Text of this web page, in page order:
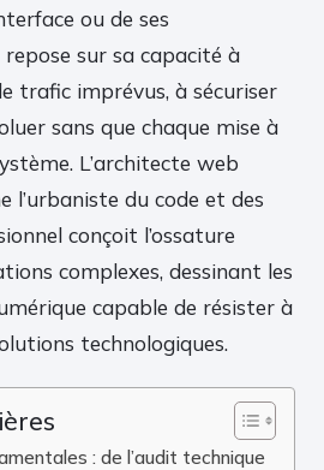
ou de ses
sur sa capacité à
trafic imprévus, à sécuriser
sans que chaque mise à
L’architecte web
l’urbaniste du code et des
conçoit l’ossature
complexes, dessinant les
capable de résister à
technologiques.
: de l’audit technique